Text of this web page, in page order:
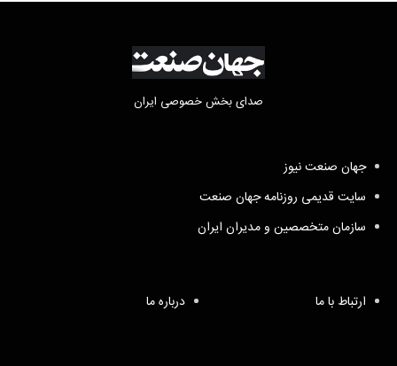
صدای بخش خصوصی ایران
جهان صنعت نیوز
سایت قدیمی روزنامه جهان صنعت
سازمان متخصصین و مدیران ایران
ارتباط با ما درباره ما